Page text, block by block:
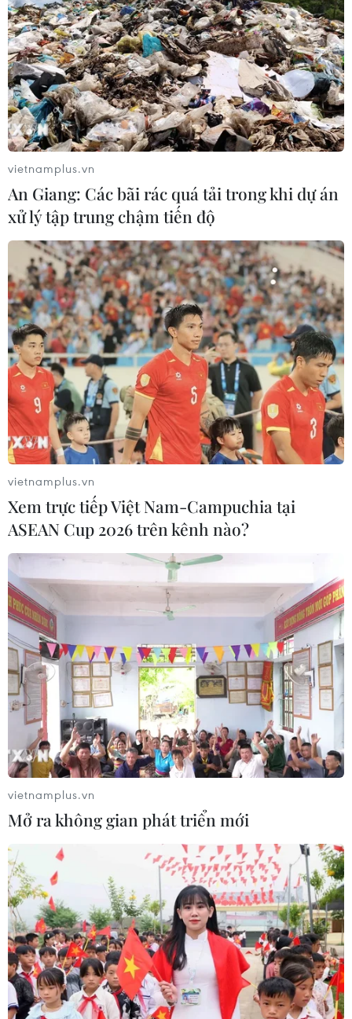
vietnamplus.vn
An Giang: Các bãi rác quá tải trong khi dự án
xử lý tập trung chậm tiến độ
vietnamplus.vn
Xem trực tiếp Việt Nam-Campuchia tại
ASEAN Cup 2026 trên kênh nào?
vietnamplus.vn
Mở ra không gian phát triển mới